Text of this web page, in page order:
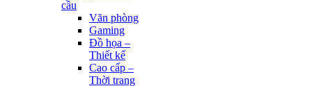
cầu
Văn phòng
Gaming
Đồ họa –
Thiết kế
Cao cấp –
Thời trang